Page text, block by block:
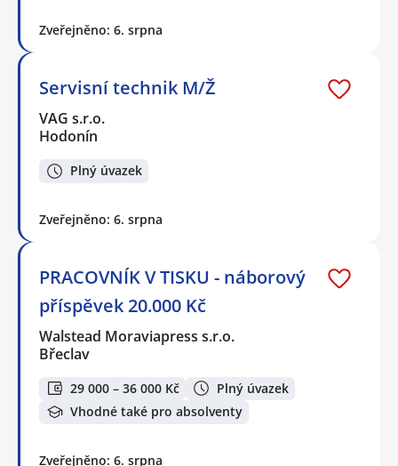
Zveřejněno: 6. srpna
Servisní technik M/Ž
VAG s.r.o.
Hodonín
Plný úvazek
Zveřejněno: 6. srpna
PRACOVNÍK V TISKU - náborový
příspěvek 20.000 Kč
Walstead Moraviapress s.r.o.
Břeclav
29 000 – 36 000 Kč
Plný úvazek
Vhodné také pro absolventy
Zveřejněno: 6. srpna